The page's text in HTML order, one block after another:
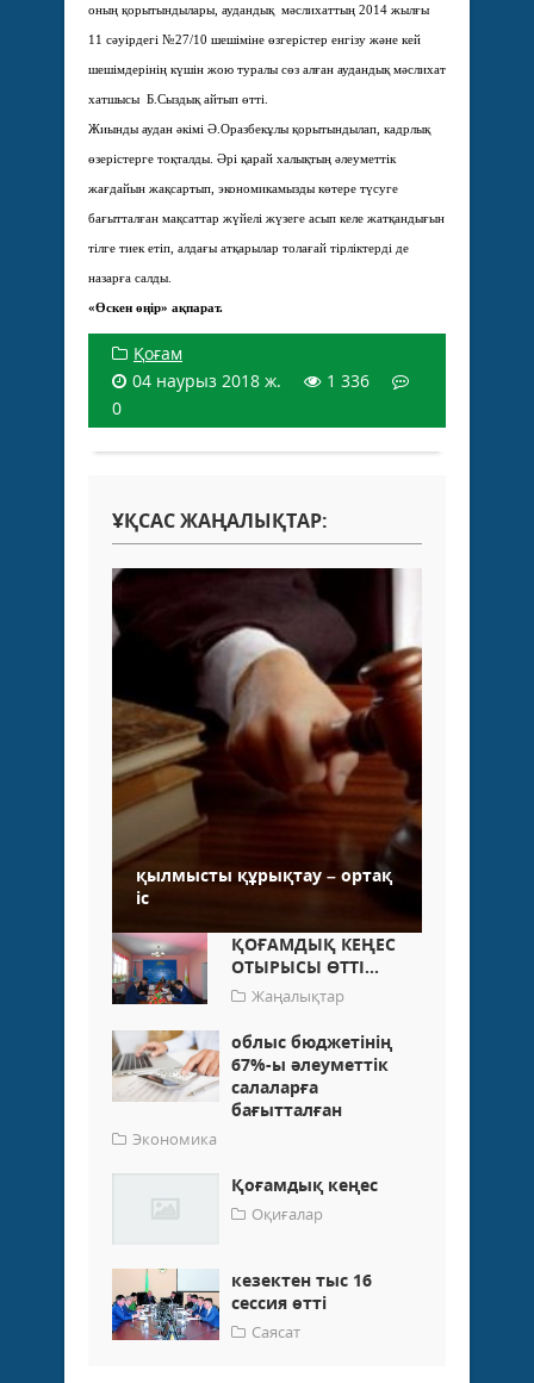
оның қоры­тындылары, аудандық мәслихат­тың 2014 жылғы
11 сәуірдегі №27/10 шешіміне өзгерістер енгізу және кей
шешімдерінің күшін жою туралы сөз алған аудандық мәслихат
хатшысы Б.Сыздық айтып өтті.
Жиынды аудан әкімі Ә.Оразбекұлы қорытындылап, кадрлық
өзерістерге тоқталды. Әрі қарай халықтың әлеуметтік
жағдайын жақсартып, экономикамызды көтере түсуге
бағытталған мақсаттар жүйелі жүзеге асып келе жатқандығын
тілге тиек етіп, алдағы атқарылар толағай тірліктерді де
назарға салды.
«Өскен өңір» ақпарат.
Қоғам
04 наурыз 2018 ж.
1 336
0
ҰҚСАС ЖАҢАЛЫҚТАР:
қылмысты құрықтау – ортақ
іс
ҚОҒАМДЫҚ КЕҢЕС
ОТЫРЫСЫ ӨТТІ...
Жаңалықтар
облыс бюджетінің
67%-ы әлеуметтік
салаларға
бағытталған
Экономика
Қоғамдық кеңес
Оқиғалар
кезектен тыс 16
сессия өттi
Саясат